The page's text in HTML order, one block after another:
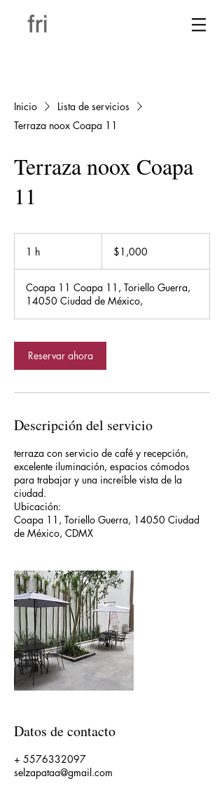
Inicio
Lista de servicios
Terraza noox Coapa 11
Terraza noox Coapa
11
1 h
mexicanos
$1,000
Coapa 11 Coapa 11, Toriello Guerra,
14050 Ciudad de México,
Reservar ahora
Descripción del servicio
terraza con servicio de café y recepción,
excelente iluminación, espacios cómodos
para trabajar y una increíble vista de la
ciudad.
Ubicación:
Coapa 11, Toriello Guerra, 14050 Ciudad
de México, CDMX
Datos de contacto
+ 5576332097
selzapataa@gmail.com